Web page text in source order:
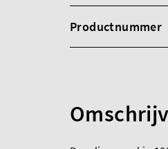
Productnummer